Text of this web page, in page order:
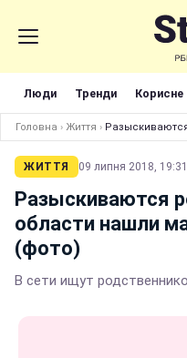
Люди Тренди Корисне
Головна › Життя ›
ЖИТТЯ 09 липня 2018, 19:31
Разыскиваются
области нашли
(фото)
В сети ищут